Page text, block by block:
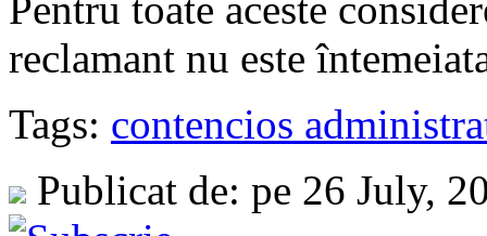
Pentru toate aceste
reclamant nu este
Tags: contencios
Publicat de: pe 26 July,